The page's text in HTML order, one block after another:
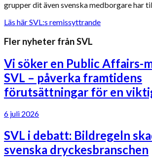
grupper dit även svenska medborgare har
Läs här SVL:s remissyttrande
Fler nyheter från SVL
Vi söker en Public Affairs-
SVL – påverka framtidens
förutsättningar för en
6 juli 2026
SVL i debatt: Bildregeln
svenska dryckesbranschen